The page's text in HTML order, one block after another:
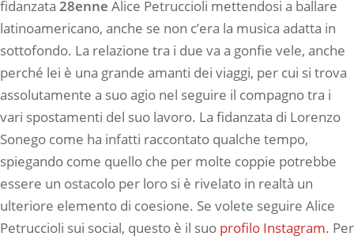
fidanzata 28enne Alice Petruccioli mettendosi a ballare
latinoamericano, anche se non c’era la musica adatta in
sottofondo. La relazione tra i due va a gonfie vele, anche
perché lei è una grande amanti dei viaggi, per cui si trova
assolutamente a suo agio nel seguire il compagno tra i
vari spostamenti del suo lavoro. La fidanzata di Lorenzo
Sonego come ha infatti raccontato qualche tempo,
spiegando come quello che per molte coppie potrebbe
essere un ostacolo per loro si è rivelato in realtà un
ulteriore elemento di coesione. Se volete seguire Alice
Petruccioli sui social, questo è il suo profilo Instagram. Per